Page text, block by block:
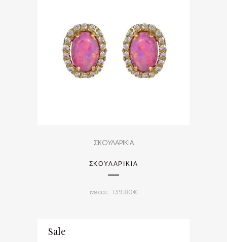
ΣΚΟΥΛΑΡΙΚΙΑ
ΣΚΟΥΛΑΡΙΚΙΑ
178.00€
Original
139.80€
Sale